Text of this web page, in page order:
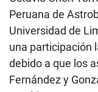
Peruana de
Universidad de
una participación
debido a que los
Fernández y